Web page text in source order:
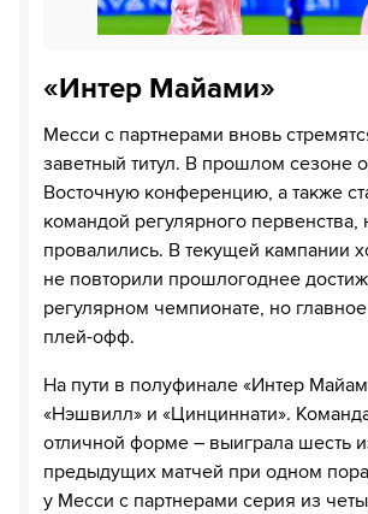
«Интер Майами»
Месси с партнерами вновь
заветный титул. В прошлом сезоне
Восточную конференцию, а также
командой регулярного
провалились. В текущей кампании
не повторили прошлогоднее
регулярном чемпионате, но
плей-офф.
На пути в полуфинале «Интер
«Нэшвилл» и «Цинциннати».
отличной форме – выиграла шесть
предыдущих матчей при одном
у Месси с партнерами серия из